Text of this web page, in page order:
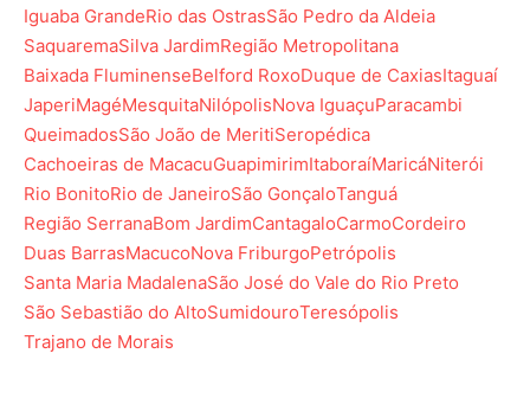
Iguaba GrandeRio das OstrasSão Pedro da Aldeia
SaquaremaSilva JardimRegião Metropolitana
Baixada FluminenseBelford RoxoDuque de CaxiasItaguaí
JaperiMagéMesquitaNilópolisNova IguaçuParacambi
QueimadosSão João de MeritiSeropédica
Cachoeiras de MacacuGuapimirimItaboraíMaricáNiterói
Rio BonitoRio de JaneiroSão GonçaloTanguá
Região SerranaBom JardimCantagaloCarmoCordeiro
Duas BarrasMacucoNova FriburgoPetrópolis
Santa Maria MadalenaSão José do Vale do Rio Preto
São Sebastião do AltoSumidouroTeresópolis
Trajano de Morais